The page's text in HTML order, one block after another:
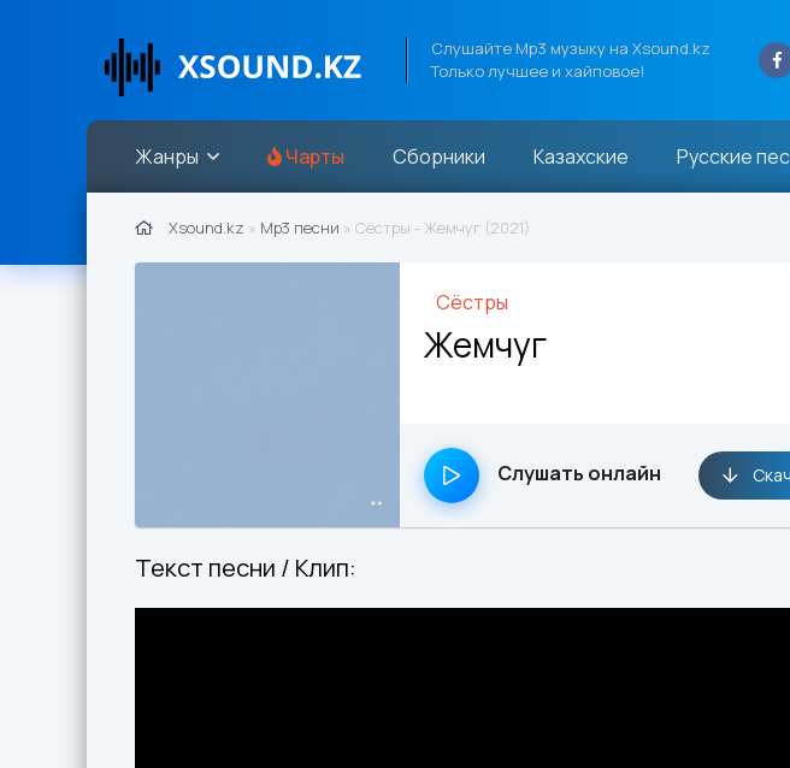
Слушайте Mp3 музыку на Xsound.kz
Только лучшее и хайповое!
Жанры Чарты Сборники Казахские Русские
Xsound.kz » Mp3 песни » Сёстры - Жемчуг (2021)
Сёстры
Жемчуг
Слушать онлайн
Текст песни / Клип: